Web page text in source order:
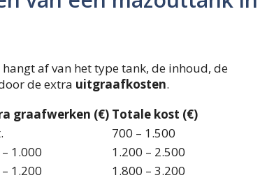
af van het type tank, de inhoud, de
de extra uitgraafkosten.
graafwerken (€) Totale kost (€)
700 – 1.500
1.000
1.200 – 2.500
1.200 1.800 – 3.200